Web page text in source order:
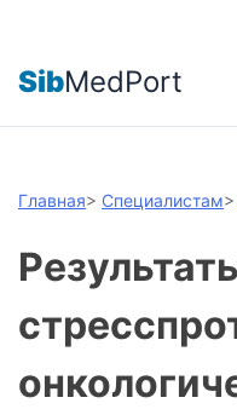
SibMedPort
Главная> Специалистам>